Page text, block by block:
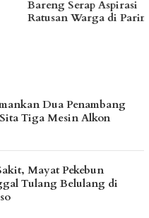
Bareng Serap Aspirasi
Ratusan Warga di Parimo
Dua Penambang
Tiga Mesin Alkon
Mayat Pekebun
Tulang Belulang di